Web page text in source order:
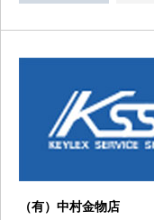
（有）中村金物店